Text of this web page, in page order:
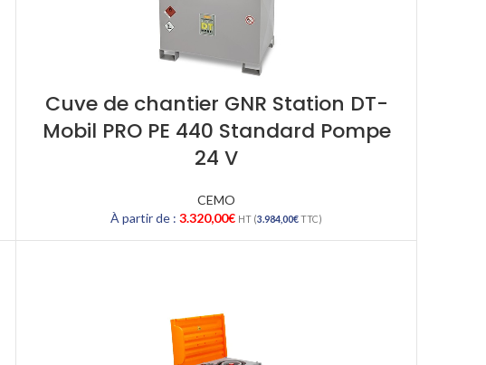
Cuve de chantier GNR Station DT-
Mobil PRO PE 440 Standard Pompe
24 V
CEMO
À partir de :3.320,00€ HT (3.984,00€TTC)